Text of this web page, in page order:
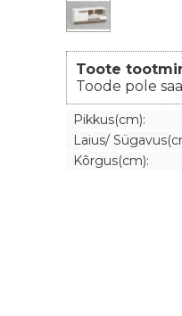
Toote
Toode pole
Pikkus(cm):
Laius/
Kõrgus(cm):